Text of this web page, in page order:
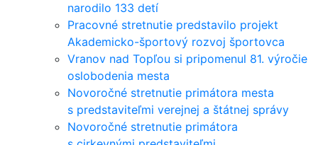
narodilo 133 detí
Pracovné stretnutie predstavilo projekt
Akademicko-športový rozvoj športovca
Vranov nad Topľou si pripomenul 81. výročie
oslobodenia mesta
Novoročné stretnutie primátora mesta
s predstaviteľmi verejnej a štátnej správy
Novoročné stretnutie primátora